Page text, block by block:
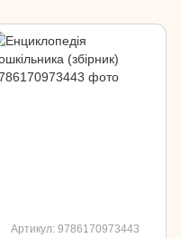
Артикул: 9786170973443